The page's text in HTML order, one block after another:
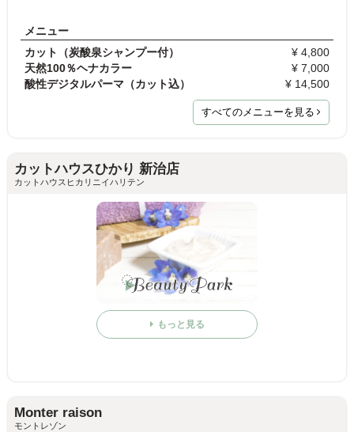
メニュー
カット（炭酸泉シャンプー付）
¥ 4,800
天然100％ヘナカラー
¥ 7,000
酸性デジタルパーマ（カット込）
¥ 14,500
すべてのメニューを見る
カットハウスひかり 新治店
カットハウスヒカリニイハリテン
もっと見る
Monter raison
モントレゾン